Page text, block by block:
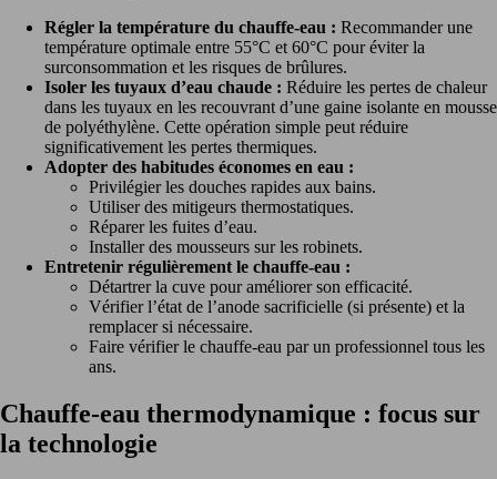
Régler la température du chauffe-eau : Recommander une
température optimale entre 55°C et 60°C pour éviter la
surconsommation et les risques de brûlures.
Isoler les tuyaux d’eau chaude : Réduire les pertes de chaleur
dans les tuyaux en les recouvrant d’une gaine isolante en mousse
de polyéthylène. Cette opération simple peut réduire
significativement les pertes thermiques.
Adopter des habitudes économes en eau :
Privilégier les douches rapides aux bains.
Utiliser des mitigeurs thermostatiques.
Réparer les fuites d’eau.
Installer des mousseurs sur les robinets.
Entretenir régulièrement le chauffe-eau :
Détartrer la cuve pour améliorer son efficacité.
Vérifier l’état de l’anode sacrificielle (si présente) et la
remplacer si nécessaire.
Faire vérifier le chauffe-eau par un professionnel tous les
ans.
Chauffe-eau thermodynamique : focus sur
la technologie